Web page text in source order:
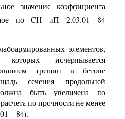
значение коэффициента
по CH иП 2.03.01—84
элементов,
которых исчерпывается
трещин в бетоне
сечения продольной
быть увеличена по
по прочности не менее